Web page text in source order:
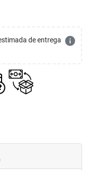
de entrega info